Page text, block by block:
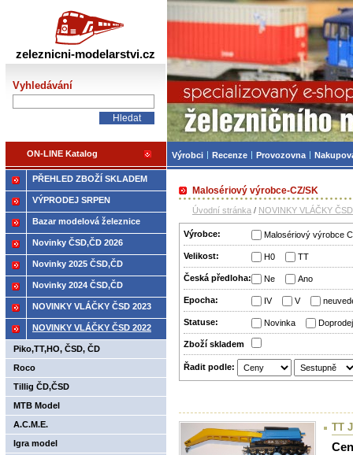
Malosériový výrobce-CZ/SK
Úvodní stránka / NOVINKY VLÁČKY
Výrobce: Malosériový výrobce
Velikost: H0 TT
Česká předloha: Ne Ano
Epocha: IV V
Statuse: Novinka Doprodej
Zboží­ skladem
Řadit podle:
TT
PŘEHLED ZBOŽÍ SKLADEM
VÝPRODEJ SRPEN
Bazar modelová železnice
Novinky ČSD,ČD 2026
Novinky 2025 ČSD,ČD
Novinky 2024 ČSD,ČD
NOVINKY VLÁČKY ČSD 2023
NOVINKY VLÁČKY ČSD 2022
Piko,TT,HO, ČSD, ČD
Roco
Tillig ČD,ČSD
MTB Model
A.C.M.E.
Igra model
zeleznicni-modelarstvi.cz
Vyhledávání
ON-LINE Katalog
Železniční
Výrobci Recenze Provozovna